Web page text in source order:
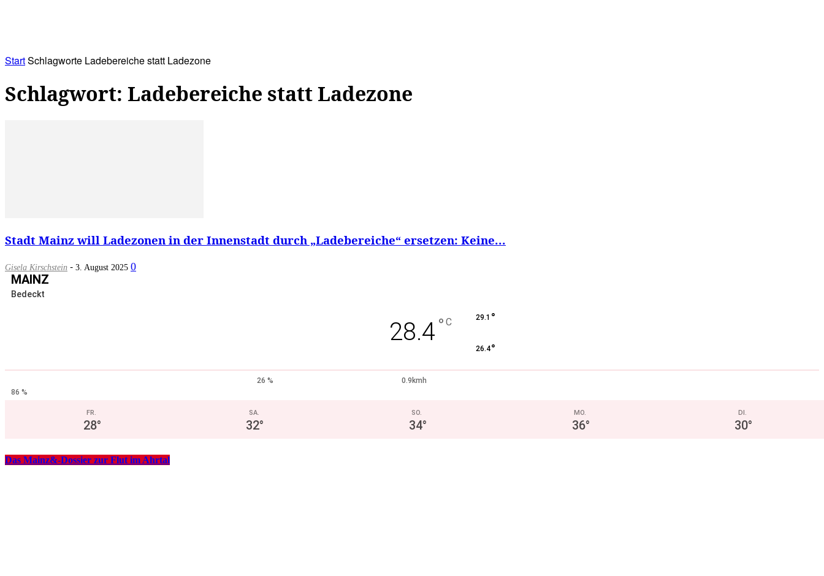
StartSchlagworte Ladebereiche statt Ladezone
Schlagwort: Ladebereiche statt Ladezone
Stadt Mainz will Ladezonen in der Innenstadt durch „Ladebereiche“ ersetzen: Keine...
Gisela Kirschstein - 3. August 2025 0
MAINZ
Bedeckt
28.4 ° C 29.1 °
26.4°
26 %
0.9kmh
86 %
FR.
28°
SA.
32°
SO.
34°
MO.
36°
DI.
30°
Das Mainz&-Dossier zur Flut im Ahrtal